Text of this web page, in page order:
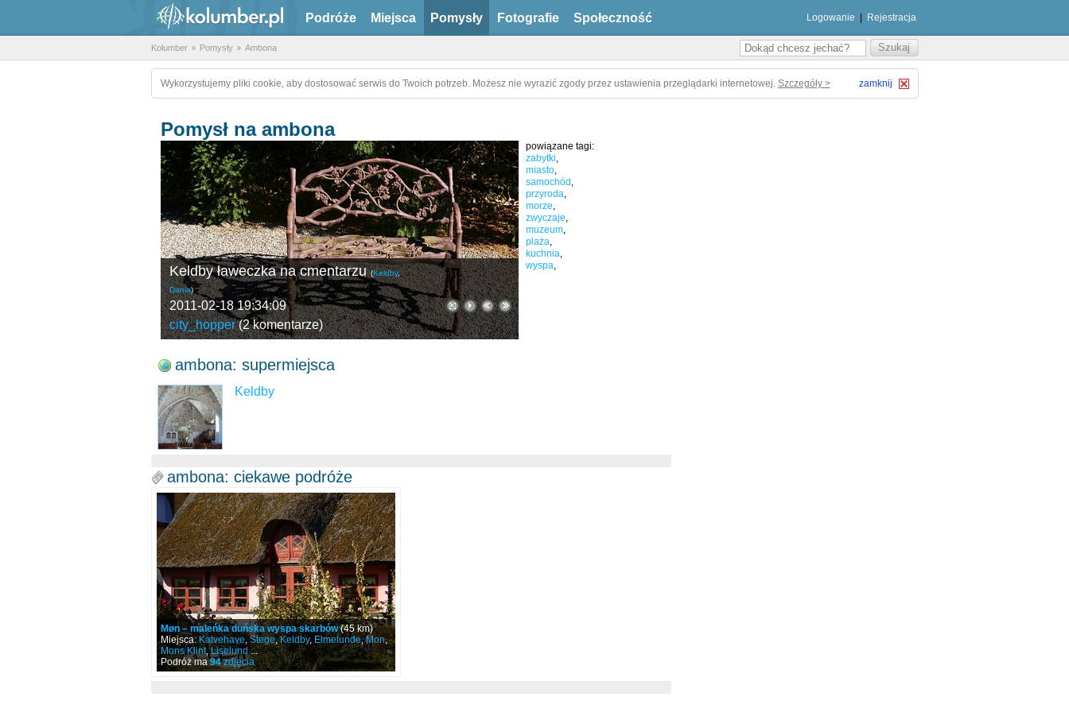
Podróże Miejsca Pomysły Fotografie Społeczność Logowanie Rejestracja
Kolumber Pomysły Ambona
Wykorzystujemy pliki cookie, aby dostosować serwis do Twoich potrzeb. Możesz nie wyrazić zgody przez ustawienia przeglądarki internetowej. Szczegóły > zamknij
Pomysł na ambona
powiązane tagi:
zabytki,
miasto,
samochód ,
przyroda,
morze,
zwyczaje,
muzeum,
plaża,
kuchnia,
wyspa,
Keldby ławeczka na cmentarzu (Keldby,
Dania)
2011-02-18 19:34:09
city_hopper(2 komentarze)
ambona: supermiejsca
Keldby
ambona: ciekawe podróże
Møn – maleńka duńska wyspa skarbów(45 km)
Miejsca:Kalvehave,Stege,Keldby, Elmelunde,Mon,
Mons Klint,Liselund...
Podróż ma94zdjęcia